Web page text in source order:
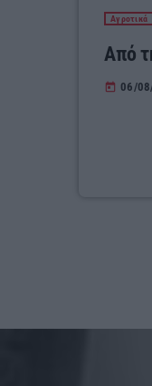
Αγροτικά
Από
today 06/